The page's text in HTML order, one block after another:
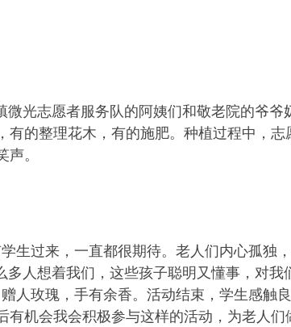
光志愿者服务队的阿姨们和敬老院的爷
的整理花木，有的施肥。种植过程中，
。
生过来，一直都很期待。老人们内心孤独
人想着我们，这些孩子聪明又懂事，对
人玫瑰，手有余香。活动结束，学生感触
机会我会积极参与这样的活动，为老人